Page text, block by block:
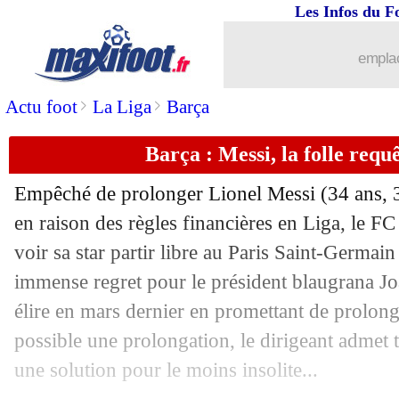
Actu foot> La Liga> Barça
Les Infos du
Barça : Messi, la folle
Empêché de prolonger Lionel Messi (34 ans,
en raison des règles financières en Liga, le
voir sa star partir libre au Paris Saint-
immense regret pour le président blaugrana
élire en mars dernier en promettant de
possible une prolongation, le dirigeant admet
une solution pour le moins insolite...
Médias : P. Ménès - "j'ai été lâché"
08/10 Belgique: la réaction fair-play de
: l'adjoint de ZZ se met sur le
08/10 Barça: Xavi, la mise au point de
08/10 Newcastle: Bruce lucide sur son
08/10 Algérie : Galli fracasse Delort !
08/10 EdF: Pogba et Lloris ont motivé les
08/10 Italie : Donnarumma, Raiola s'en